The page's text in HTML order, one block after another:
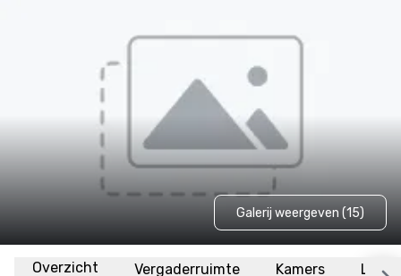
Galerij weergeven (15)
Overzicht Vergaderruimte Kamers